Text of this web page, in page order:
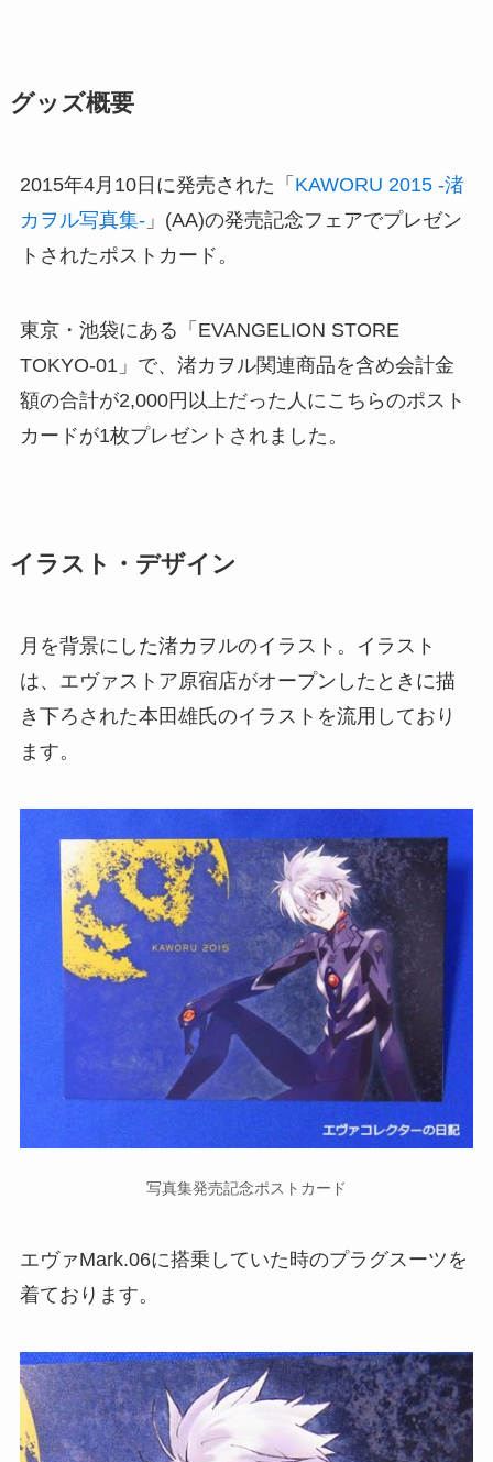
グッズ概要
2015年4月10日に発売された「 KAWORU 2015 -渚
カヲル写真集-」(AA)の発売記念フェアでプレゼン
トされたポストカード。
東京・池袋にある「EVANGELION STORE
TOKYO-01」で、渚カヲル関連商品を含め会計金
額の合計が2,000円以上だった人にこちらのポスト
カードが1枚プレゼントされました。
イラスト・デザイン
月を背景にした渚カヲルのイラスト。イラスト
は、エヴァストア原宿店がオープンしたときに描
き下ろされた本田雄氏のイラストを流用しており
ます。
写真集発売記念ポストカード
エヴァMark.06に搭乗していた時のプラグスーツを
着ております。